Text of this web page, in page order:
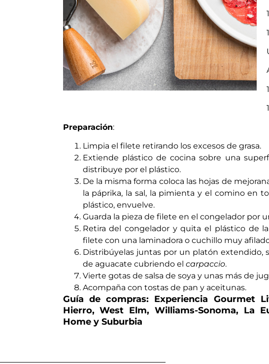
Preparación:
Limpia el filete retirando los excesos de grasa.
Extiende plástico de cocina sobre una
distribuye por el plástico.
De la misma forma coloca las hojas de
la páprika, la sal, la pimienta y el comino en
plástico, envuelve.
Guarda la pieza de filete en el congelador por
Retira del congelador y quita el plástico de
filete con una laminadora o cuchillo muy
Distribúyelas juntas por un platón extendido,
de aguacate cubriendo el carpaccio.
Vierte gotas de salsa de soya y unas más de
Acompaña con tostas de pan y aceitunas.
Guía de compras: Experiencia Gourmet
Hierro, West Elm, Williams-Sonoma, La
Home y Suburbia